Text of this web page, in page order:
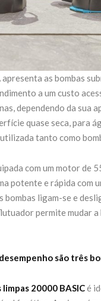
as bombas
a um custo
dependendo da sua
quase seca, para
tanto como
com um motor de
potente e rápida com
ligam-se e
permite mudar
são três
20000 BASICé